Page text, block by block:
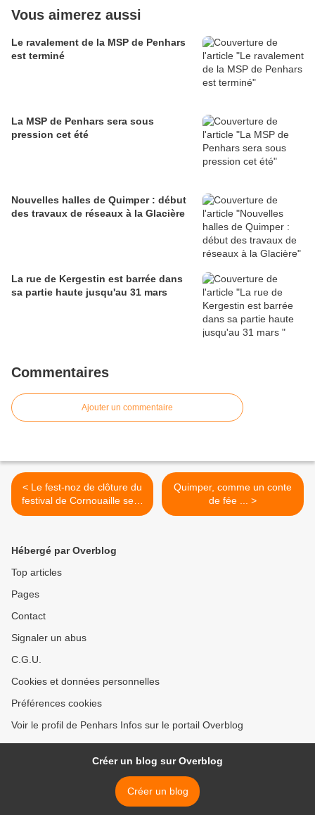
Vous aimerez aussi
Le ravalement de la MSP de Penhars
est terminé
La MSP de Penhars sera sous
pression cet été
Nouvelles halles de Quimper : début
des travaux de réseaux à la Glacière
La rue de Kergestin est barrée dans
sa partie haute jusqu'au 31 mars
Commentaires
Ajouter un commentaire
< Le fest-noz de clôture du
festival de Cornouaille sera
" Color ". Le premier en
Quimper, comme un conte
de fée ... >
Hébergé par Overblog
Top articles
Pages
Contact
Signaler un abus
C.G.U.
Cookies et données personnelles
Préférences cookies
Voir le profil de Penhars Infos sur le portail Overblog
Créer un blog sur Overblog
Créer un blog